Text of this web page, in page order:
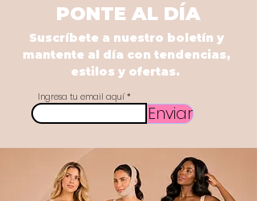
PONTE AL DÍA
Suscríbete a nuestro boletín y
mantente al día con tendencias,
estilos y ofertas.
Ingresa tu email aquí
Enviar